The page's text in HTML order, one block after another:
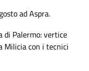
ad Aspra.
di Palermo: vertice
Milicia con i tecnici